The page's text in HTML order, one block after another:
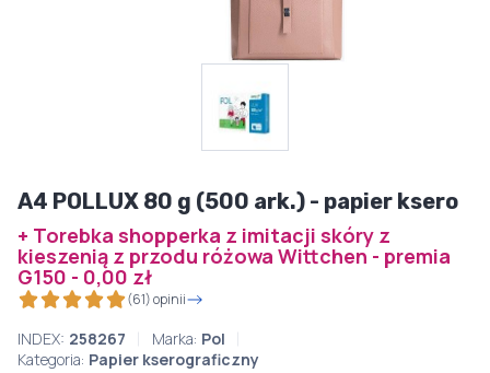
A4 POLLUX 80 g (500 ark.) - papier ksero
+ Torebka shopperka z imitacji skóry z
kieszenią z przodu różowa Wittchen - premia
G150 - 0,00 zł
(61) opinii
INDEX: 258267 Marka: Pol
Kategoria: Papier kserograficzny